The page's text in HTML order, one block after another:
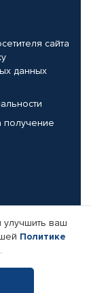
сайта
данных
получение
ваш
Политике
.